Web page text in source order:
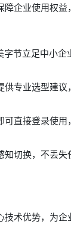
企业使用权益
节立足中小企
专业选型建
直接登录使
切换，不丢
术优势，为